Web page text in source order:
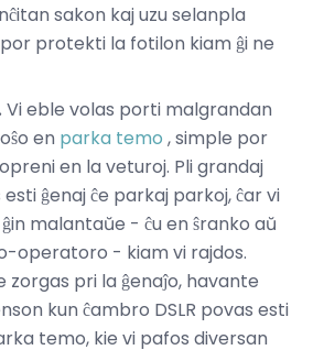
sakon kaj uzu selanpla
protekti la fotilon kiam ĝi ne
Vi eble volas porti malgrandan
en parka temo , simple por
en la veturoj. Pli grandaj
ĝenaj ĉe parkaj parkoj, ĉar vi
malantaŭe - ĉu en ŝranko aŭ
operatoro - kiam vi rajdos.
zorgas pri la ĝenaĵo, havante
kun ĉambro DSLR povas esti
temo, kie vi pafos diversan